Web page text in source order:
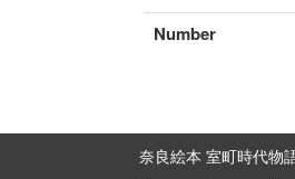
Number
奈良絵本 室町時代物